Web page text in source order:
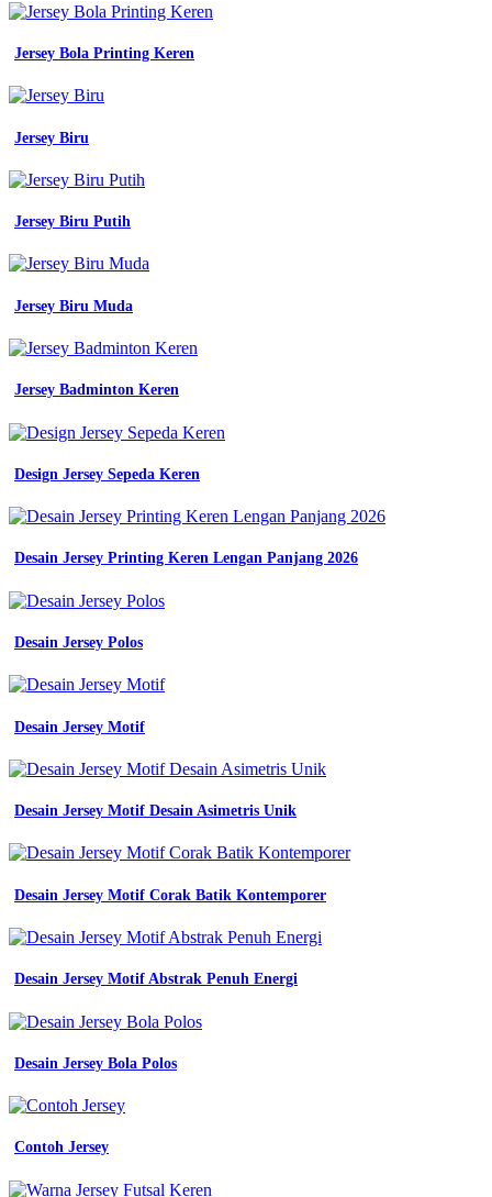
Satuan
-
Baju
Model
Baju
Seragam
Lapangan
Batik
Sekolah
Jersey Bola Printing Keren
Jersey Biru
Jersey Biru Putih
Jersey Biru Muda
Jersey Badminton Keren
Design Jersey Sepeda Keren
Desain Jersey Printing Keren Lengan Panjang 2026
Desain Jersey Polos
Desain Jersey Motif
Desain Jersey Motif Desain Asimetris Unik
Desain Jersey Motif Corak Batik Kontemporer
Desain Jersey Motif Abstrak Penuh Energi
Desain Jersey Bola Polos
Contoh Jersey